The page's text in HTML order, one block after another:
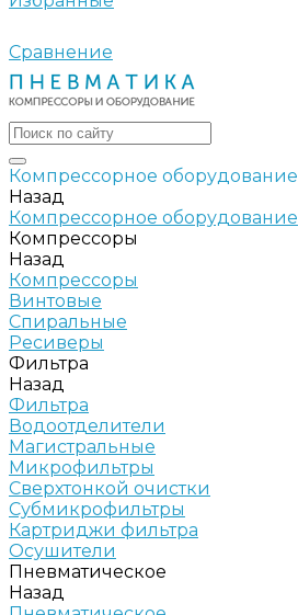
Сравнение
Компрессорное оборудование
Назад
Компрессорное оборудование
Компрессоры
Назад
Компрессоры
Винтовые
Спиральные
Ресиверы
Фильтра
Назад
Фильтра
Водоотделители
Магистральные
Микрофильтры
Сверхтонкой очистки
Субмикрофильтры
Картриджи фильтра
Осушители
Пневматическое
Назад